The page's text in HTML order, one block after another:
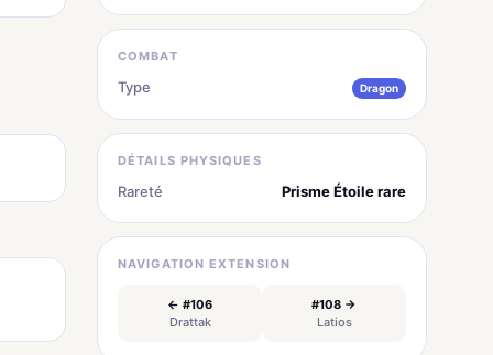
COMBAT
Type Dragon
DÉTAILS PHYSIQUES
Rareté Prisme Étoile rare
NAVIGATION EXTENSION
← #106
Drattak
#108 →
Latios